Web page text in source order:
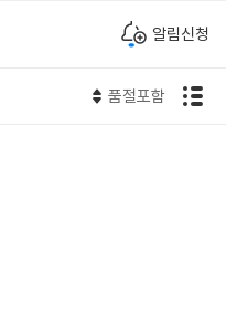
알림신청
품절포함